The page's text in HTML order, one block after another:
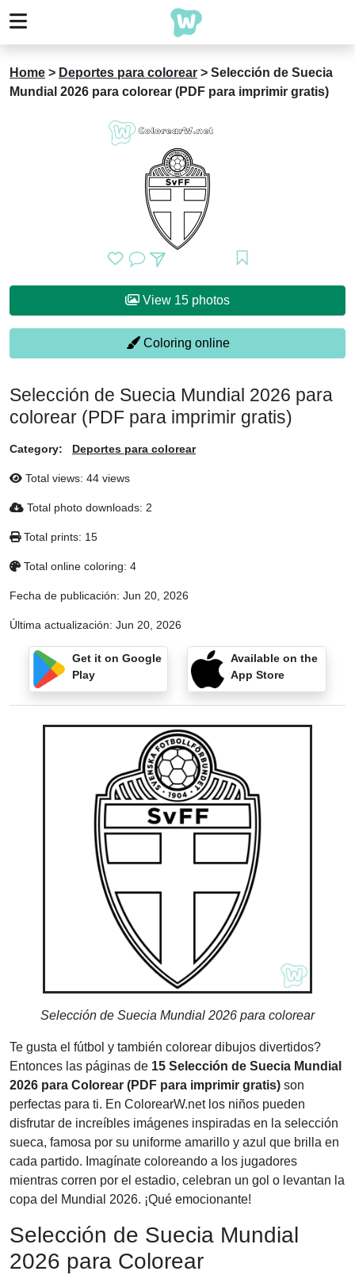
Home > Deportes para colorear > Selección de Suecia
Mundial 2026 para colorear (PDF para imprimir gratis)
View 15 photos
Coloring online
Selección de Suecia Mundial 2026 para
colorear (PDF para imprimir gratis)
Category: Deportes para colorear
Total views: 44 views
Total photo downloads: 2
Total prints: 15
Total online coloring: 4
Fecha de publicación: Jun 20, 2026
Última actualización: Jun 20, 2026
Get it on Google
Play
Available on the
App Store
Selección de Suecia Mundial 2026 para colorear
Te gusta el fútbol y también colorear dibujos divertidos?
Entonces las páginas de 15 Selección de Suecia Mundial
2026 para Colorear (PDF para imprimir gratis) son
perfectas para ti. En ColorearW.net los niños pueden
disfrutar de increíbles imágenes inspiradas en la selección
sueca, famosa por su uniforme amarillo y azul que brilla en
cada partido. Imagínate coloreando a los jugadores
mientras corren por el estadio, celebran un gol o levantan la
copa del Mundial 2026. ¡Qué emocionante!
Selección de Suecia Mundial
2026 para Colorear